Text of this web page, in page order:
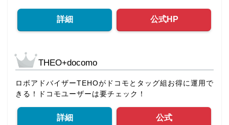
詳細 公式HP
THEO+docomo
ロボアドバイザーTEHOがドコモとタッグ組お得に運用で
きる！ドコモユーザーは要チェック！
詳細 公式